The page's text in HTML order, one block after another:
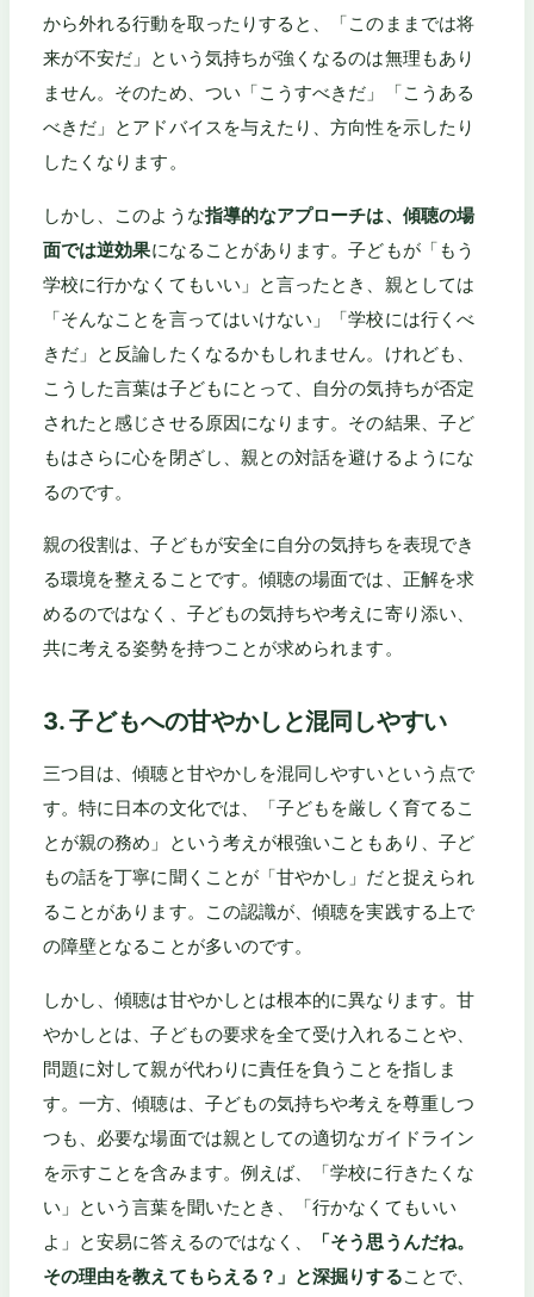
から外れる行動を取ったりすると、「このままでは将
来が不安だ」という気持ちが強くなるのは無理もあり
ません。そのため、つい「こうすべきだ」「こうある
べきだ」とアドバイスを与えたり、方向性を示したり
したくなります。
しかし、このような指導的なアプローチは、傾聴の場
面では逆効果になることがあります。子どもが「もう
学校に行かなくてもいい」と言ったとき、親としては
「そんなことを言ってはいけない」「学校には行くべ
きだ」と反論したくなるかもしれません。けれども、
こうした言葉は子どもにとって、自分の気持ちが否定
されたと感じさせる原因になります。その結果、子ど
もはさらに心を閉ざし、親との対話を避けるようにな
るのです。
親の役割は、子どもが安全に自分の気持ちを表現でき
る環境を整えることです。傾聴の場面では、正解を求
めるのではなく、子どもの気持ちや考えに寄り添い、
共に考える姿勢を持つことが求められます。
3. 子どもへの甘やかしと混同しやすい
三つ目は、傾聴と甘やかしを混同しやすいという点で
す。特に日本の文化では、「子どもを厳しく育てるこ
とが親の務め」という考えが根強いこともあり、子ど
もの話を丁寧に聞くことが「甘やかし」だと捉えられ
ることがあります。この認識が、傾聴を実践する上で
の障壁となることが多いのです。
しかし、傾聴は甘やかしとは根本的に異なります。甘
やかしとは、子どもの要求を全て受け入れることや、
問題に対して親が代わりに責任を負うことを指しま
す。一方、傾聴は、子どもの気持ちや考えを尊重しつ
つも、必要な場面では親としての適切なガイドライン
を示すことを含みます。例えば、「学校に行きたくな
い」という言葉を聞いたとき、「行かなくてもいい
よ」と安易に答えるのではなく、
「そう思うんだね。
その理由を教えてもらえる？」と深掘りすることで、